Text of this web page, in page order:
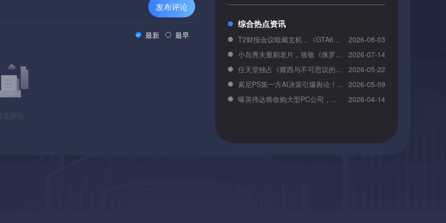
发布评论
最新 最早
无评论
综合热点资讯
T2财报会议暗藏玄机，《GTA6...
2026-08-03
小岛秀夫重刷老片，致敬《侏罗...
2026-07-14
任天堂独占《耀西与不可思议的...
2026-05-22
索尼PS第一方AI决策引爆舆论！... 2026-05-09
曝英伟达将收购大型PC公司，...
2026-04-14